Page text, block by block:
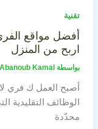
تقنية
اربح من المنزل
بواسطة Abanoub Kamal
أصبح العمل ك فري
الوظائف
محدّدة